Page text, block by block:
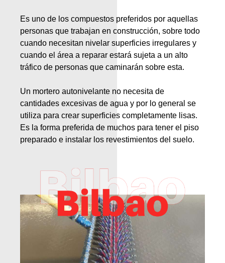
Es uno de los compuestos preferidos por aquellas
personas que trabajan en construcción, sobre todo
cuando necesitan nivelar superficies irregulares y
cuando el área a reparar estará sujeta a un alto
tráfico de personas que caminarán sobre esta.
Un mortero autonivelante no necesita de
cantidades excesivas de agua y por lo general se
utiliza para crear superficies completamente lisas.
Es la forma preferida de muchos para tener el piso
preparado e instalar los revestimientos del suelo.